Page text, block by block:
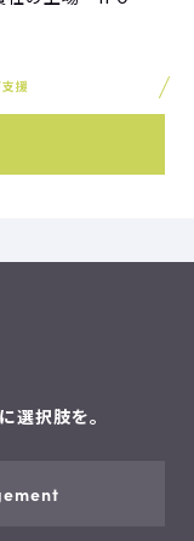
援
選択肢を。